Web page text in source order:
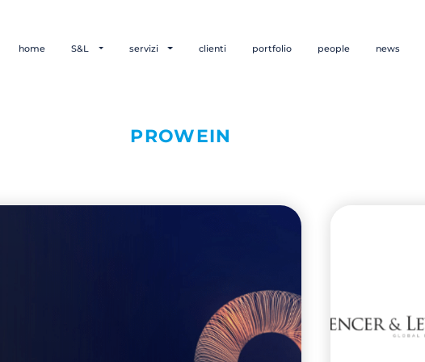
home S&L servizi clienti portfolio people news
PROWEIN